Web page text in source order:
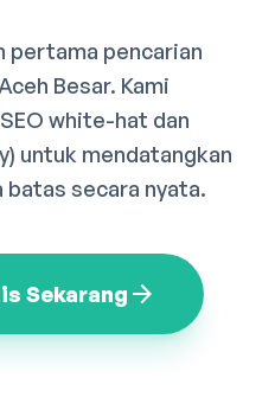
中文
pertama pencarian
Besar. Kami
white-hat dan
untuk mendatangkan
secara nyata.
Sekarang arrow_forward